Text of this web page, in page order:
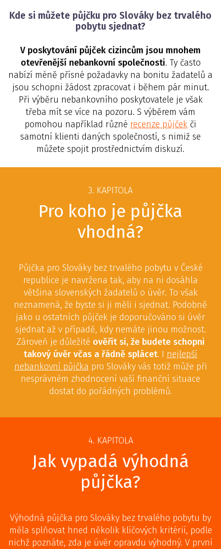
Kde si můžete půjčku pro Slováky bez trvalého
pobytu sjednat?
V poskytování půjček cizincům jsou mnohem
otevřenější nebankovní společnosti. Ty často
nabízí méně přísné požadavky na bonitu žadatelů a
jsou schopni žádost zpracovat i během pár minut.
Při výběru nebankovního poskytovatele je však
třeba mít se více na pozoru. S výběrem vám
pomohou například různé recenze půjček či
samotní klienti daných společností, s nimiž se
můžete spojit prostřednictvím diskuzí.
3. KAPITOLA
Pro koho je půjčka
vhodná?
Půjčka pro Slováky bez trvalého pobytu v České
republice je navržena tak, aby na ni dosáhla
většina slovenských žadatelů o úvěr. To však
neznamená, že byste si ji měli i sjednat. Podobně
jako u ostatních půjček je doporučováno si úvěr
sjednat až v případě, kdy nemáte jinou možnost.
Zároveň je důležité ověřit si, že budete schopni
takový úvěr včas a řádně splácet. I nejlepší
nebankovní půjčka pro Slováky vás totiž může při
nesprávném zhodnocení vaší finanční situace
dostat do pořádných problémů.
4. KAPITOLA
Jak vypadá výhodná
půjčka?
Výhodná půjčka pro Slováky bez trvalého pobytu by
měla splňovat hned několik klíčových kritérií, podle
nichž poznáte, zda je úvěr opravdu výhodný. V první